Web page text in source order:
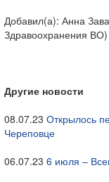
Добавил(а): Анна
Здравоохранения ВО)
Другие новости
08.07.23 Открылось
Череповце
06.07.23 6 июля –